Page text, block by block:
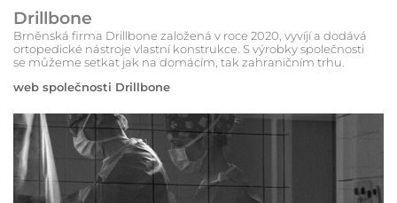
Drillbone
Brněnská firma Drillbone založená v roce 2020, vyvíjí a dodává
ortopedické nástroje vlastní konstrukce. S výrobky společnosti
se můžeme setkat jak na domácím, tak zahraničním trhu.
web společnosti Drillbone